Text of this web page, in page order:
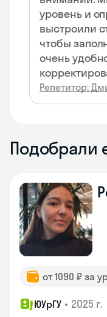
уровень и
выстроили
чтобы
очень
Репетитор:
Подобрали
от 1090 ₽ за
ЮУрГУ • 2025 г.